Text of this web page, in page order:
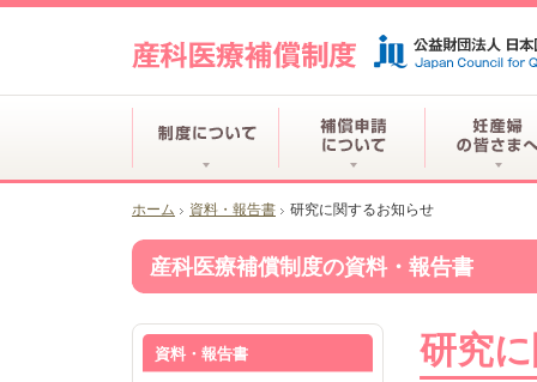
ホーム 資料・報告書 研究に関するお知らせ
産科医療補償制度の資料・報告書
研究
資料・報告書